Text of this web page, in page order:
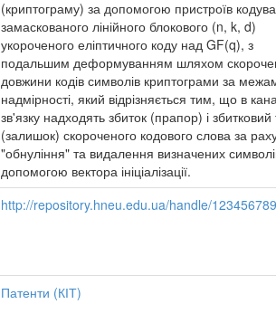
(криптограму) за допомогою пристроїв
замаскованого лінійного блокового (n, k, d)
укороченого еліптичного коду над GF(q), з
подальшим деформуванням шляхом
довжини кодів символів криптограми за
надмірності, який відрізняється тим, що в
зв'язку надходять збиток (прапор) і збитковий
(залишок) скороченого кодового слова за
"обнуління" та видалення визначених
допомогою вектора ініціалізації.
http://repository.hneu.edu.ua/handle/
Патенти (КІТ)